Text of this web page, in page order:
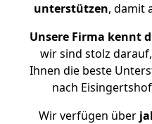
unterstützen, damit
Unsere Firma kennt
wir sind stolz
Ihnen die beste
nach
Wir verfügen über